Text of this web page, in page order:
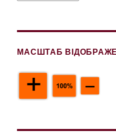
МАСШТАБ